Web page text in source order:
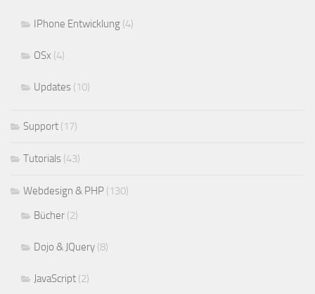
IPhone Entwicklung (4)
OSx (4)
Updates (10)
Support (17)
Tutorials (43)
Webdesign & PHP (130)
Bücher (2)
Dojo & JQuery (8)
JavaScript (2)